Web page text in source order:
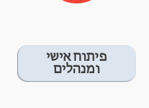
פיתוח אישי
ומנהלים